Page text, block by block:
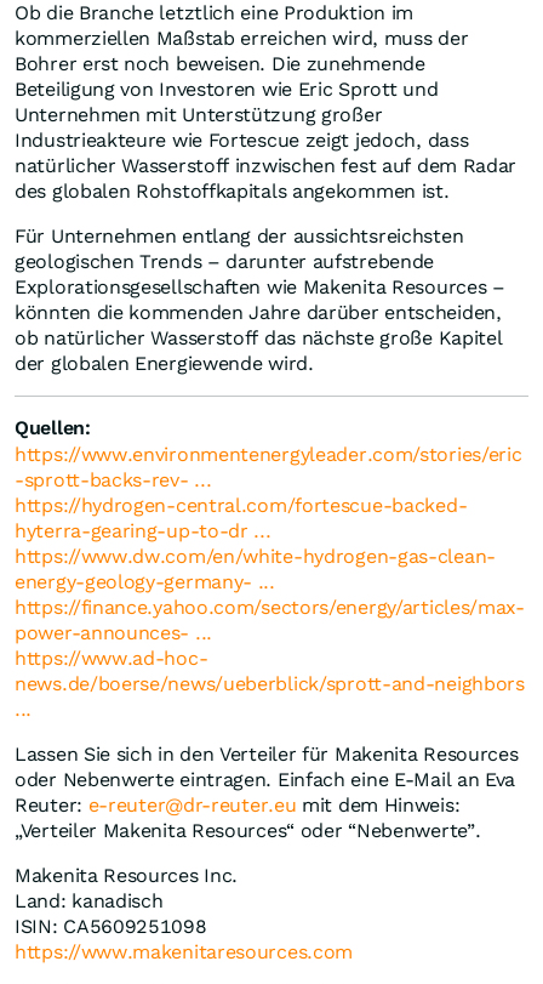
Ob die Branche letztlich eine Produktion im
kommerziellen Maßstab erreichen wird, muss der
Bohrer erst noch beweisen. Die zunehmende
Beteiligung von Investoren wie Eric Sprott und
Unternehmen mit Unterstützung großer
Industrieakteure wie Fortescue zeigt jedoch, dass
natürlicher Wasserstoff inzwischen fest auf dem Radar
des globalen Rohstoffkapitals angekommen ist.
Für Unternehmen entlang der aussichtsreichsten
geologischen Trends – darunter aufstrebende
Explorationsgesellschaften wie Makenita Resources –
könnten die kommenden Jahre darüber entscheiden,
ob natürlicher Wasserstoff das nächste große Kapitel
der globalen Energiewende wird.
Quellen:
https://www.environmentenergyleader.com/stories/eric
-sprott-backs-rev- ...
https://hydrogen-central.com/fortescue-backed-
hyterra-gearing-up-to-dr ...
https://www.dw.com/en/white-hydrogen-gas-clean-
energy-geology-germany- ...
https://finance.yahoo.com/sectors/energy/articles/max-
power-announces- ...
https://www.ad-hoc-
news.de/boerse/news/ueberblick/sprott-and-neighbors
...
Lassen Sie sich in den Verteiler für Makenita Resources
oder Nebenwerte eintragen. Einfach eine E-Mail an Eva
Reuter: e-reuter@dr-reuter.eu mit dem Hinweis:
„Verteiler Makenita Resources“ oder “Nebenwerte”.
Makenita Resources Inc.
Land: kanadisch
ISIN: CA5609251098
https://www.makenitaresources.com